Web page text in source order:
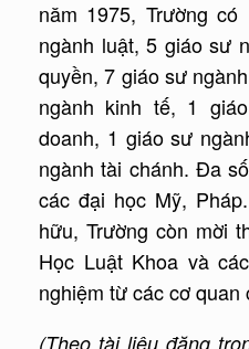
năm 1975, Trường
ngành luật, 5 giáo sư
quyền, 7 giáo sư
ngành kinh tế, 1
doanh, 1 giáo sư
ngành tài chánh. Đa
các đại học Mỹ,
hữu, Trường còn mời
Học Luật Khoa và
nghiệm từ các cơ
(Theo tài liệu đăng